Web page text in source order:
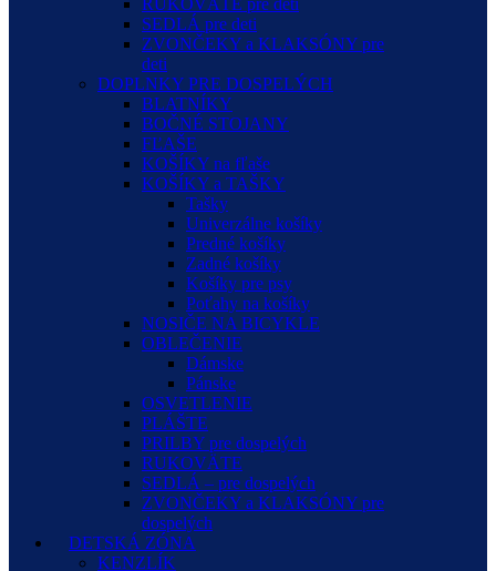
RUKOVÄTE pre deti
SEDLÁ pre deti
ZVONČEKY a KLAKSÓNY pre
deti
DOPLNKY PRE DOSPELÝCH
BLATNÍKY
BOČNÉ STOJANY
FĽAŠE
KOŠÍKY na fľaše
KOŠÍKY a TAŠKY
Tašky
Univerzálne košíky
Predné košíky
Zadné košíky
Košíky pre psy
Poťahy na košíky
NOSIČE NA BICYKLE
OBLEČENIE
Dámske
Pánske
OSVETLENIE
PLÁŠTE
PRILBY pre dospelých
RUKOVÄTE
SEDLÁ – pre dospelých
ZVONČEKY a KLAKSÓNY pre
dospelých
DETSKÁ ZÓNA
KENZLÍK